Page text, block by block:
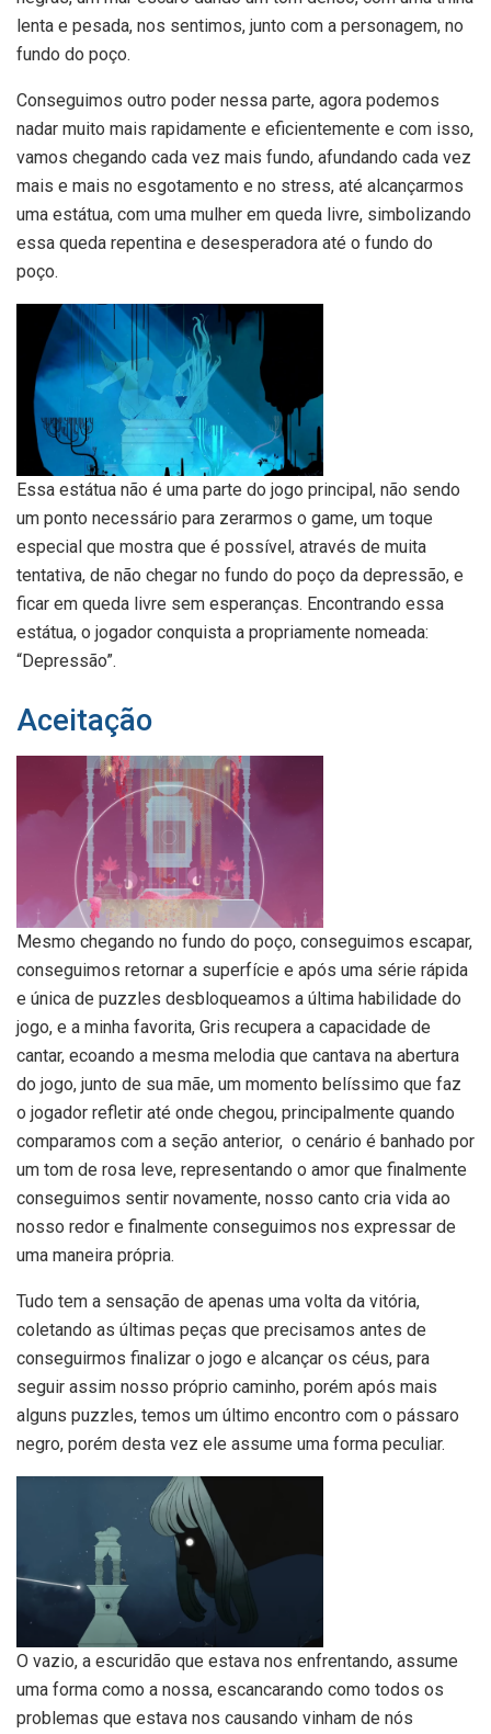
lenta e pesada, nos sentimos, junto com a personagem, no
fundo do poço.
Conseguimos outro poder nessa parte, agora podemos
nadar muito mais rapidamente e eficientemente e com isso,
vamos chegando cada vez mais fundo, afundando cada vez
mais e mais no esgotamento e no stress, até alcançarmos
uma estátua, com uma mulher em queda livre, simbolizando
essa queda repentina e desesperadora até o fundo do
poço.
Essa estátua não é uma parte do jogo principal, não sendo
um ponto necessário para zerarmos o game, um toque
especial que mostra que é possível, através de muita
tentativa, de não chegar no fundo do poço da depressão, e
ficar em queda livre sem esperanças. Encontrando essa
estátua, o jogador conquista a propriamente nomeada:
“Depressão”.
Aceitação
Mesmo chegando no fundo do poço, conseguimos escapar,
conseguimos retornar a superfície e após uma série rápida
e única de puzzles desbloqueamos a última habilidade do
jogo, e a minha favorita, Gris recupera a capacidade de
cantar, ecoando a mesma melodia que cantava na abertura
do jogo, junto de sua mãe, um momento belíssimo que faz
o jogador refletir até onde chegou, principalmente quando
comparamos com a seção anterior, o cenário é banhado por
um tom de rosa leve, representando o amor que finalmente
conseguimos sentir novamente, nosso canto cria vida ao
nosso redor e finalmente conseguimos nos expressar de
uma maneira própria.
Tudo tem a sensação de apenas uma volta da vitória,
coletando as últimas peças que precisamos antes de
conseguirmos finalizar o jogo e alcançar os céus, para
seguir assim nosso próprio caminho, porém após mais
alguns puzzles, temos um último encontro com o pássaro
negro, porém desta vez ele assume uma forma peculiar.
O vazio, a escuridão que estava nos enfrentando, assume
uma forma como a nossa, escancarando como todos os
problemas que estava nos causando vinham de nós